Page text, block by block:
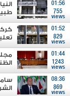
01:56
755
views
01:52
829
views
01:44
1243
views
08:36
869
views